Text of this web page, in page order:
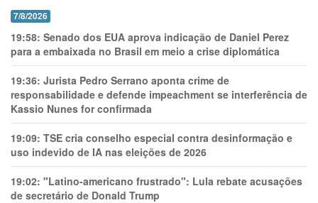
7/8/2026
19:58: Senado dos EUA aprova indicação de Daniel Perez
para a embaixada no Brasil em meio a crise diplomática
19:36: Jurista Pedro Serrano aponta crime de
responsabilidade e defende impeachment se interferência de
Kassio Nunes for confirmada
19:09: TSE cria conselho especial contra desinformação e
uso indevido de IA nas eleições de 2026
19:02: "Latino-americano frustrado": Lula rebate acusações
de secretário de Donald Trump